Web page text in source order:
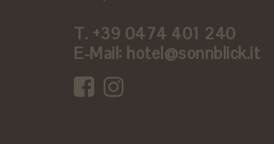
T. +39 0474 401 240
E-Mail: hotel@sonnblick.it